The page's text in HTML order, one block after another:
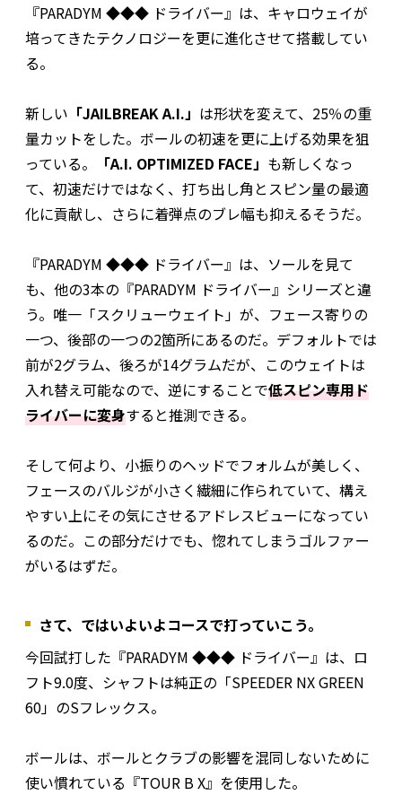
『PARADYM ◆◆◆ ドライバー』は、キャロウェイが
培ってきたテクノロジーを更に進化させて搭載してい
る。
新しい 「JAILBREAK A.I.」 は形状を変えて、25％の重
量カットをした。ボールの初速を更に上げる効果を狙
っている。
「A.I. OPTIMIZED FACE」 も新しくなっ
て、初速だけではなく、打ち出し角とスピン量の最適
化に貢献し、さらに着弾点のブレ幅も抑えるそうだ。
『PARADYM ◆◆◆ ドライバー』は、ソールを見て
も、他の3本の『PARADYM ドライバー』シリーズと違
う。唯一「スクリューウェイト」が、フェース寄りの
一つ、後部の一つの2箇所にあるのだ。デフォルトでは
前が2グラム、後ろが14グラムだが、このウェイトは
入れ替え可能なので、逆にすることで低スピン専用ド
ライバーに変身すると推測できる。
そして何より、小振りのヘッドでフォルムが美しく、
フェースのバルジが小さく繊細に作られていて、構え
やすい上にその気にさせるアドレスビューになってい
るのだ。この部分だけでも、惚れてしまうゴルファー
がいるはずだ。
さて、ではいよいよコースで打っていこう。
今回試打した『PARADYM ◆◆◆ ドライバー』は、ロ
フト9.0度、シャフトは純正の「SPEEDER NX GREEN
60」のSフレックス。
ボールは、ボールとクラブの影響を混同しないために
使い慣れている『TOUR B X』を使用した。